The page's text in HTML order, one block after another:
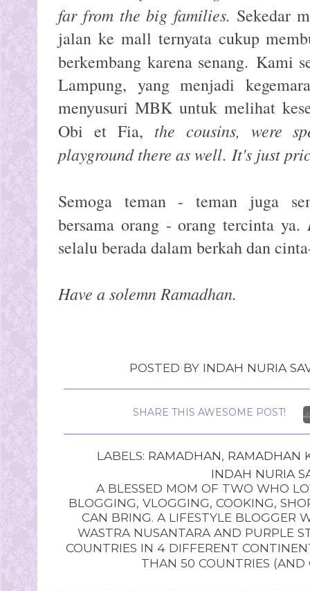
far from the big families. Sekedar
jalan ke mall ternyata cukup
berkembang karena senang. Kami
Lampung, yang menjadi
menyusuri MBK untuk melihat
Obi et Fia, the cousins, were
playground there as well. It's just
Semoga teman - teman juga
bersama orang - orang tercinta ya.
selalu berada dalam berkah dan
Have a solemn Ramadhan.
POSTED BY INDAH NURIA
SHARE THIS AWESOME POST!
LABELS: RAMADHAN, RAMADHAN
INDAH NURIA
A BLESSED MOM OF TWO WHO
BLOGGING, VLOGGING, COOKING,
CAN BRING. A LIFESTYLE BLOGGER
WASTRA NUSANTARA AND PURPLE
COUNTRIES IN 4 DIFFERENT
THAN 50 COUNTRIES